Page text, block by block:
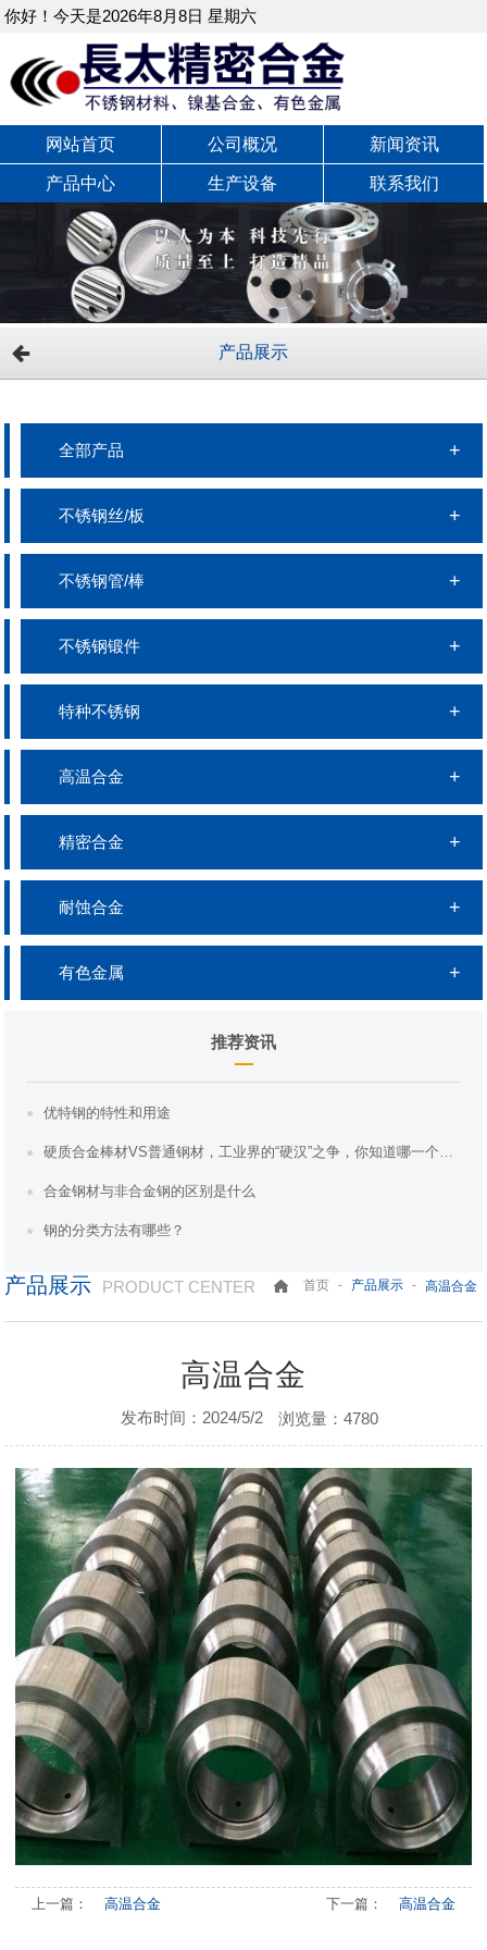
你好！今天是2026年8月8日 星期六
网站首页 公司概况 新闻资讯
产品中心 生产设备 联系我们
产品展示
全部产品
不锈钢丝/板
不锈钢管/棒
不锈钢锻件
特种不锈钢
高温合金
精密合金
耐蚀合金
有色金属
推荐资讯
优特钢的特性和用途
硬质合金棒材VS普通钢材，工业界的“硬汉”之争，你知道哪一个更胜一筹吗？
合金钢材与非合金钢的区别是什么
钢的分类方法有哪些？
产品展示 PRODUCT CENTER 首页 - 产品展示 - 高温合金
高温合金
发布时间：2024/5/2 浏览量：4780
上一篇： 高温合金 下一篇： 高温合金